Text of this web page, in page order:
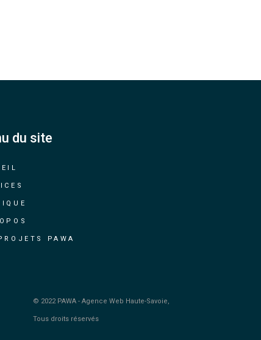
du site
PAWA
© 2022 PAWA - Agence Web Haute-Savoie,
Tous droits réservés